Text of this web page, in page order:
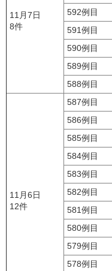
11月7日
8件
592例目
591例目
590例目
589例目
588例目
11月6日
12件
587例目
586例目
585例目
584例目
583例目
582例目
581例目
580例目
579例目
578例目